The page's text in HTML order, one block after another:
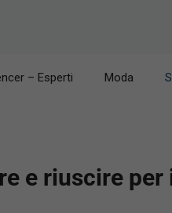
– Esperti Moda
e riuscire